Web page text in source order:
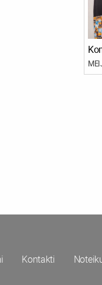
Kontakti